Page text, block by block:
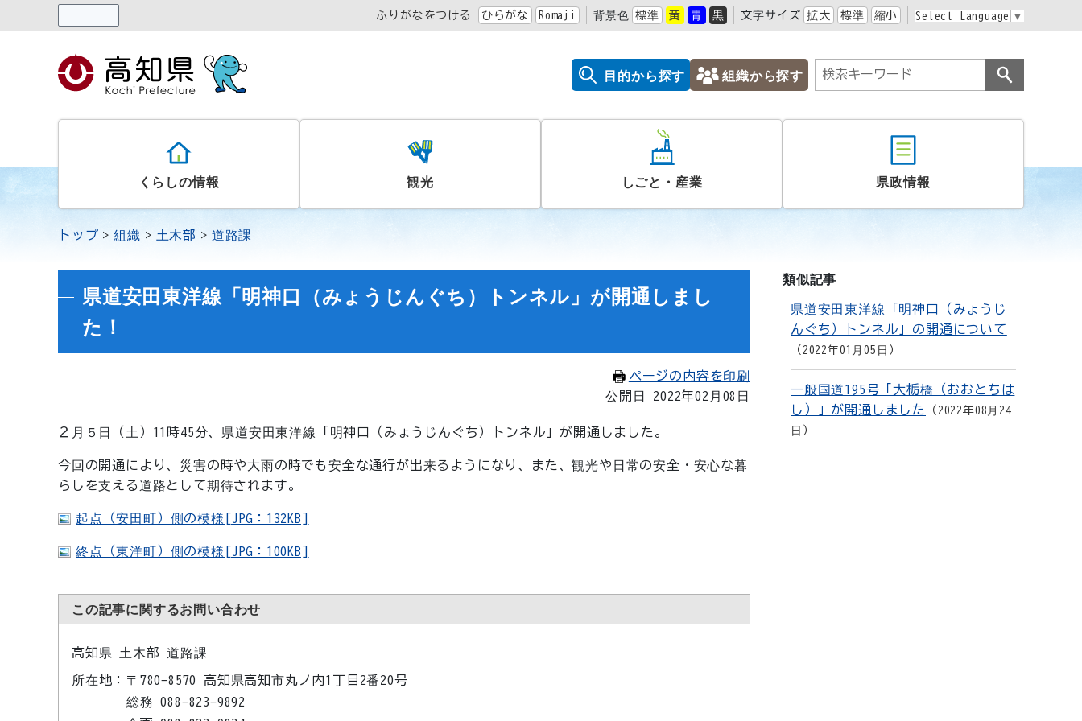
ふりがなをつける ひらがな Romaji 背景色 標準 黄 青 黒 文字サイズ 拡大 標準 縮小 Select Language ▼
目的から探す 組織から探す
くらしの情報 観光 しごと・産業 県政情報
トップ 組織 土木部 道路課
県道安田東洋線「明神口（みょうじんぐち）トンネル」が開通しまし
た！
ページの内容を印刷
公開日 2022年02月08日
２月５日（土）11時45分、県道安田東洋線「明神口（みょうじんぐち）トンネル」が開通しました。
今回の開通により、災害の時や大雨の時でも安全な通行が出来るようになり、また、観光や日常の安全・安心な暮
らしを支える道路として期待されます。
起点（安田町）側の模様[JPG：132KB]
終点（東洋町）側の模様[JPG：100KB]
この記事に関するお問い合わせ
高知県 土木部 道路課
所在地： 〒780-8570 高知県高知市丸ノ内1丁目2番20号
総務 088-823-9892
類似記事
県道安田東洋線「明神口（みょうじ
んぐち）トンネル」の開通について
2022年01月05日
一般国道195号「大栃橋（おおとちは
し）」が開通しました
2022年08月24
日